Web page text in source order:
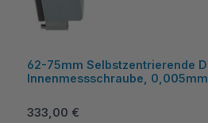
62-75mm Selbstzentrierende
Innenmessschraube,
Regulärer Preis:
333,00 €